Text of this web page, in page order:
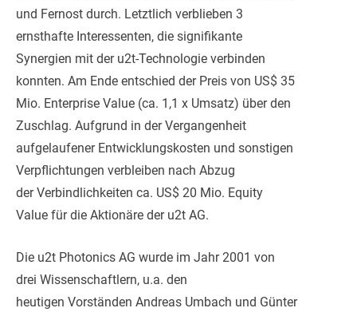
und Fernost durch. Letztlich verblieben 3
ernsthafte Interessenten, die signifikante
Synergien mit der u2t-Technologie verbinden
konnten. Am Ende entschied der Preis von US$ 35
Mio. Enterprise Value (ca. 1,1 x Umsatz) über den
Zuschlag. Aufgrund in der Vergangenheit
aufgelaufener Entwicklungskosten und sonstigen
Verpflichtungen verbleiben nach Abzug
der Verbindlichkeiten ca. US$ 20 Mio. Equity
Value für die Aktionäre der u2t AG.
Die u2t Photonics AG wurde im Jahr 2001 von
drei Wissenschaftlern, u.a. den
heutigen Vorständen Andreas Umbach und Günter